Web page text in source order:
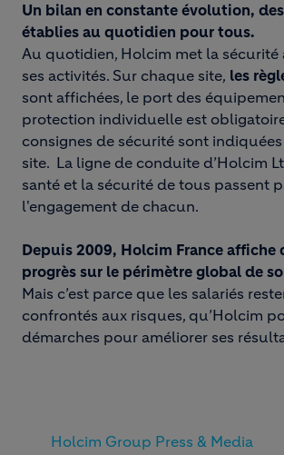
Un bilan en constante évolution,
établies au quotidien pour tous.
Au quotidien, Holcim met la
ses activités. Sur chaque site, les
sont affichées, le port des
protection individuelle est
consignes de sécurité sont
site. La ligne de conduite d’Holcim
santé et la sécurité de tous passent
l'engagement de chacun.
Depuis 2009, Holcim France affiche
progrès sur le périmètre global de
Mais c’est parce que les salariés
confrontés aux risques, qu’Holcim
démarches pour améliorer ses
Holcim Group Press & Media